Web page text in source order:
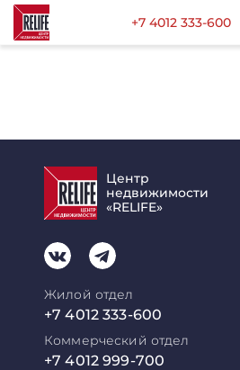
+7 4012 333-600
Центр
недвижимости
«RELIFE»
Жилой отдел
+7 4012 333-600
Коммерческий отдел
+7 4012 999-700